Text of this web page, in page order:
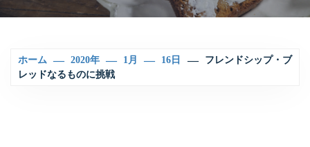
ホーム 2020年 1月 16日
フレンドシップ・ブ
レッドなるものに挑戦